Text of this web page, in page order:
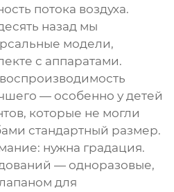
потока воздуха.
назад мы
модели,
с аппаратами.
— особенно у детей
которые не могли
стандартный размер.
нужна градация.
— одноразовые,
для